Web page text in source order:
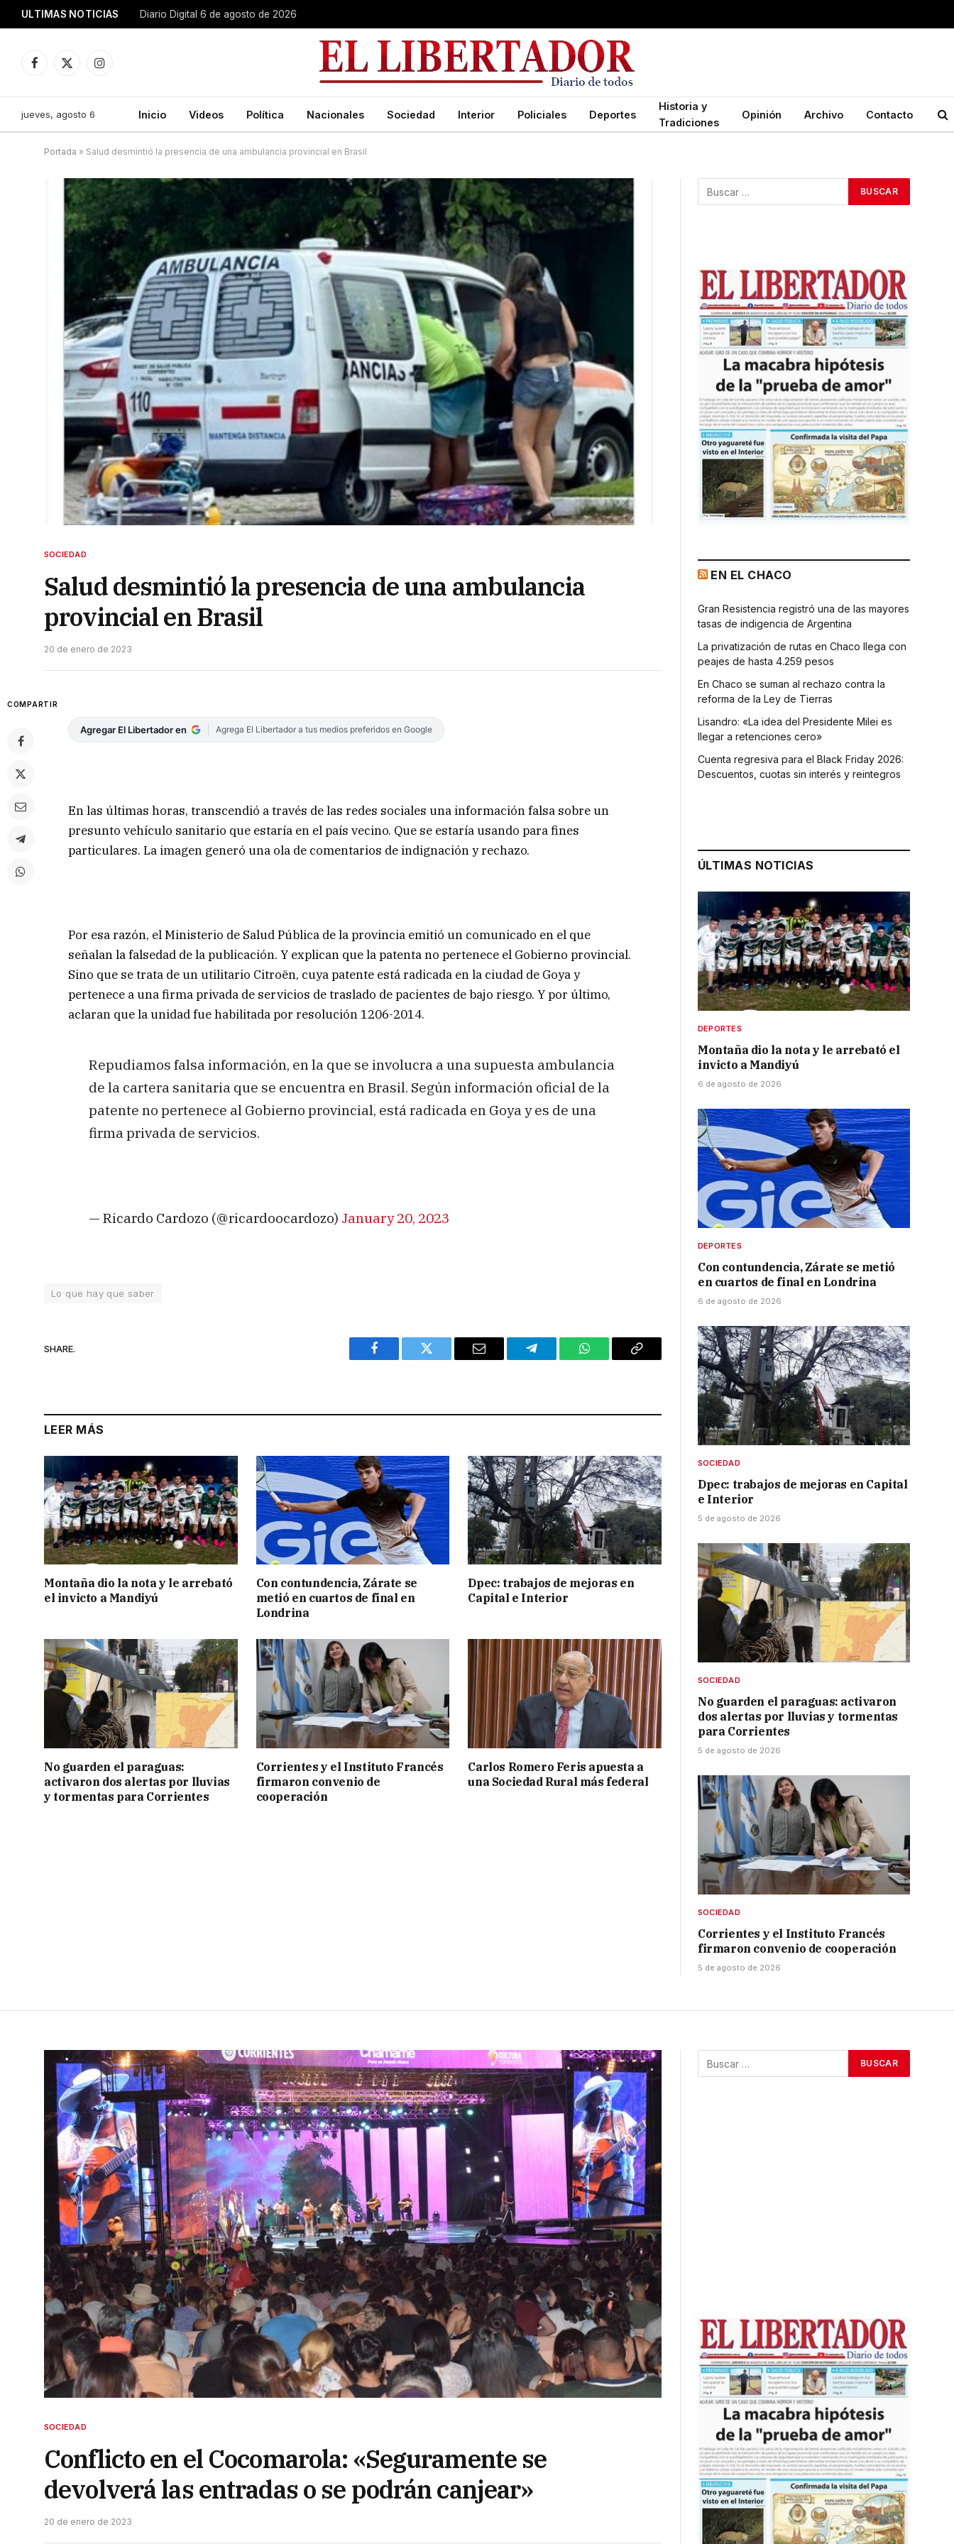
ULTIMAS NOTICIAS Diario Digital 6 de agosto de 2026
Facebook
X
Instagram
jueves, agosto 6 Inicio Videos Política Nacionales Sociedad Interior Policiales Deportes
Historia y
Tradiciones
Opinión Archivo Contacto
Portada » Salud desmintió la presencia de una ambulancia provincial en Brasil
SOCIEDAD
Salud desmintió la presencia de una ambulancia
provincial en Brasil
20 de enero de 2023
COMPARTIR
Agregar El Libertador en Agrega El Libertador a tus medios preferidos en Google
En las últimas horas, transcendió a través de las redes sociales una información falsa sobre un
presunto vehículo sanitario que estaría en el país vecino. Que se estaría usando para fines
particulares. La imagen generó una ola de comentarios de indignación y rechazo.
Por esa razón, el Ministerio de Salud Pública de la provincia emitió un comunicado en el que
señalan la falsedad de la publicación. Y explican que la patenta no pertenece el Gobierno provincial.
Sino que se trata de un utilitario Citroën, cuya patente está radicada en la ciudad de Goya y
pertenece a una firma privada de servicios de traslado de pacientes de bajo riesgo. Y por último,
aclaran que la unidad fue habilitada por resolución 1206-2014.
Repudiamos falsa información, en la que se involucra a una supuesta ambulancia
de la cartera sanitaria que se encuentra en Brasil. Según información oficial de la
patente no pertenece al Gobierno provincial, está radicada en Goya y es de una
firma privada de servicios.
— Ricardo Cardozo (@ricardoocardozo) January 20, 2023
Lo que hay que saber
SHARE.
Facebook Twitter Email Telegram WhatsAppCopy
LEER MÁS
Montaña dio la nota y le arrebató
el invicto a Mandiyú
Con contundencia, Zárate se
metió en cuartos de final en
Londrina
Dpec: trabajos de mejoras en
Capital e Interior
No guarden el paraguas:
activaron dos alertas por lluvias
y tormentas para Corrientes
Corrientes y el Instituto Francés
firmaron convenio de
cooperación
Carlos Romero Feris apuesta a
una Sociedad Rural más federal
EN EL CHACO
Gran Resistencia registró una de las mayores
tasas de indigencia de Argentina
La privatización de rutas en Chaco llega con
peajes de hasta 4.259 pesos
En Chaco se suman al rechazo contra la
reforma de la Ley de Tierras
Lisandro: «La idea del Presidente Milei es
llegar a retenciones cero»
Cuenta regresiva para el Black Friday 2026:
Descuentos, cuotas sin interés y reintegros
ÚLTIMAS NOTICIAS
DEPORTES
Montaña dio la nota y le arrebató el
invicto a Mandiyú
6 de agosto de 2026
DEPORTES
Con contundencia, Zárate se metió
en cuartos de final en Londrina
6 de agosto de 2026
SOCIEDAD
Dpec: trabajos de mejoras en Capital
e Interior
5 de agosto de 2026
SOCIEDAD
No guarden el paraguas: activaron
dos alertas por lluvias y tormentas
para Corrientes
5 de agosto de 2026
SOCIEDAD
Corrientes y el Instituto Francés
firmaron convenio de cooperación
5 de agosto de 2026
SOCIEDAD
Conflicto en el Cocomarola: «Seguramente se
devolverá las entradas o se podrán canjear»
20 de enero de 2023